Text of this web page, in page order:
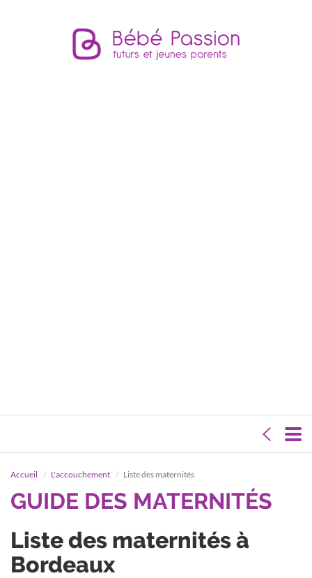
Accueil L'accouchement Liste des maternités
GUIDE DES MATERNITÉS
Liste des maternités à
Bordeaux